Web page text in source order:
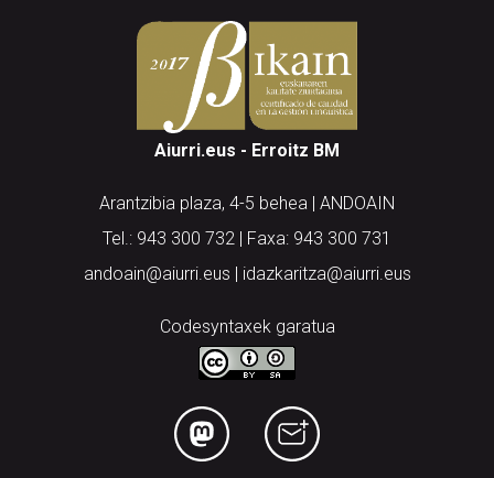
Aiurri.eus - Erroitz BM
Arantzibia plaza, 4-5 behea | ANDOAIN
Tel.: 943 300 732 | Faxa: 943 300 731
andoain@aiurri.eus | idazkaritza@aiurri.eus
Codesyntaxek garatua